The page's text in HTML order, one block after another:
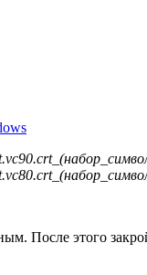
После этого